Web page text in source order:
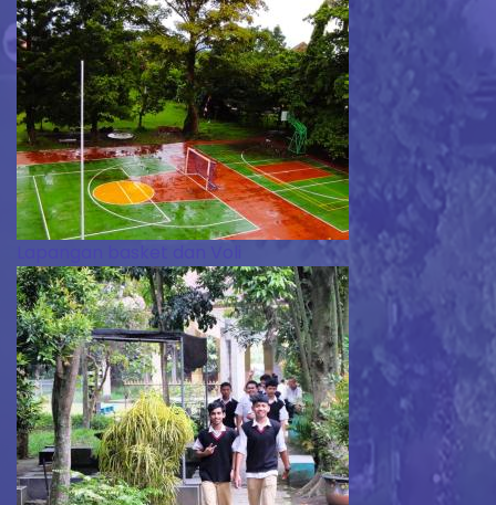
Lapangan basket dan Voli